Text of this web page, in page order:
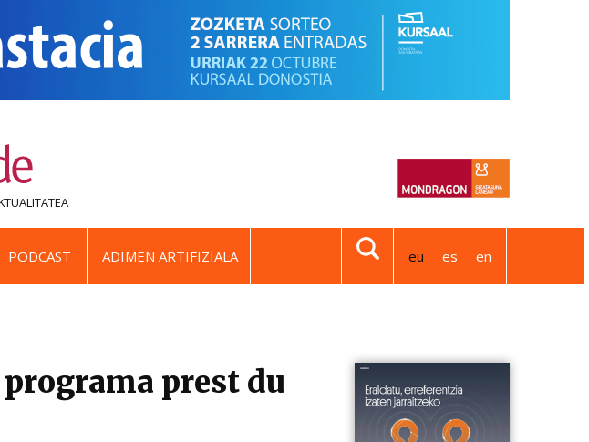
PODCAST ADIMEN ARTIFIZIALA eu es en
prest du